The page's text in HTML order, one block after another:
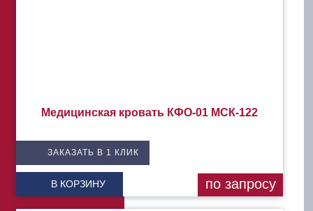
Медицинская кровать КФО-01 МСК-122
ЗАКАЗАТЬ В 1 КЛИК
В КОРЗИНУ по запросу